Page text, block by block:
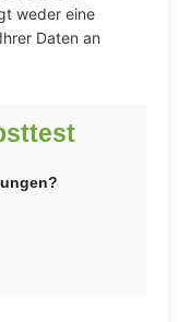
weder eine
Daten an